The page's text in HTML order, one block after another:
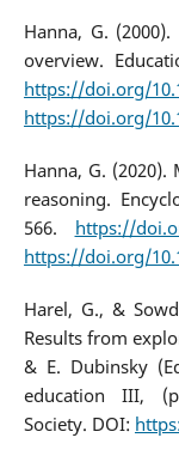
Hanna, G.
overview.
https://doi.org/
https://doi.org/
Hanna, G.
reasoning.
566. https://
https://doi.org/
Harel, G., &
Results from
& E. Dubinsky
education III,
Society. DOI: